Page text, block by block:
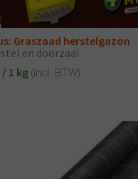
Graszaad herstelgazon
en doorzaai
/ 1 kg (incl. BTW)